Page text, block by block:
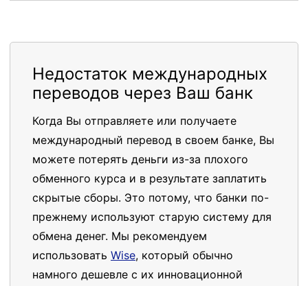
Недостаток международных
переводов через Ваш банк
Когда Вы отправляете или получаете
международный перевод в своем банке, Вы
можете потерять деньги из-за плохого
обменного курса и в результате заплатить
скрытые сборы. Это потому, что банки по-
прежнему используют старую систему для
обмена денег. Мы рекомендуем
использовать Wise, который обычно
намного дешевле с их инновационной